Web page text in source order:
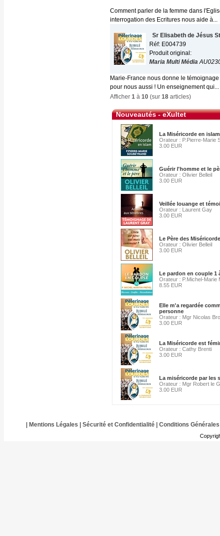
Comment parler de la femme dans
interrogation des Ecritures nous aide à...
Sr Elisabeth de Jésus
Réf: E004739
Produit original:
Maria Multi Média
Marie-France nous donne le
pour nous aussi ! Un enseignement qui...
Afficher 1 à 10 (sur 18 articles)
Nouveautés - eXultet
La Miséricorde en islam
Orateur : P.Pierre-Marie
3.00 EUR
Guérir l'homme et le
Orateur : Olivier Belleil
3.00 EUR
Veillée louange et
Orateur : Laurent Gay
3.00 EUR
Le Père des
Orateur : Olivier Belleil
3.00 EUR
Le pardon en couple 1
Orateur : P.Michel-Marie
8.55 EUR
Elle m'a regardée
personne
Orateur : Mgr Nicolas
3.00 EUR
La Miséricorde est
Orateur : Cathy Brenti
3.00 EUR
La miséricorde par les
Orateur : Mgr Robert le
3.00 EUR
Mentions Légales Sécurité et Confidentialité| Conditions Générales